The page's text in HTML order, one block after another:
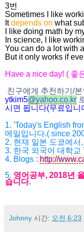
3번
Sometimes I like
Itdepends on what
I like doing math by
In science, I like
You can do a lot with
But it only works if
Have a nice day! ( 좋
친구에게 추천하기 /본
ytkim5@yahoo.co.kr
시면 됩니다(무료입니
1. 'Today's English
메일입니다.( since
2. 현재 일본 도쿄에서 ,
3. 한국 외국어 대학교
4. Blogs : http://
5. 영어공부, 2018년
습니다.
Johnny 시간: 오전 6:23